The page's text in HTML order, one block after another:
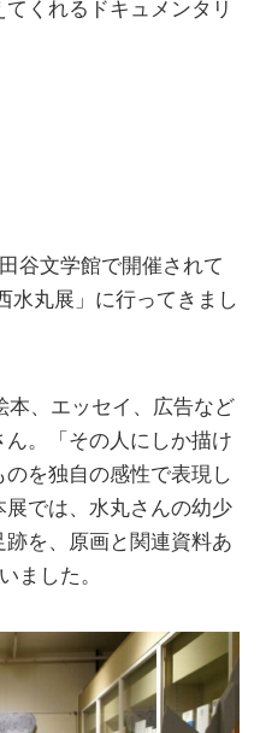
くれるドキュメンタリ
谷文学館で開催されて
水丸展」に行ってきまし
本、エッセイ、広告など
。「その人にしか描け
を独自の感性で表現し
では、水丸さんの幼少
を、原画と関連資料あ
ました。